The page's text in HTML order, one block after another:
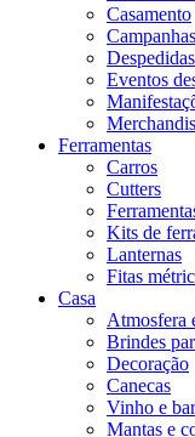
Casamento
Eventos
Ferramentas
Carros
Cutters
Kits de
Lanternas
Fitas
Casa
Atmosfera
Brindes
Decoração
Canecas
Vinho e bar
Mantas e